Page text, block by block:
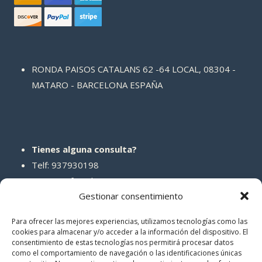
Gestionar consentimiento
Para ofrecer las mejores experiencias, utilizamos tecnologías como las
cookies para almacenar y/o acceder a la información del dispositivo. El
consentimiento de estas tecnologías nos permitirá procesar datos
como el comportamiento de navegación o las identificaciones únicas
RONDA PAISOS CATALANS 62 -64 LOCAL, 08304 -
MATARO - BARCELONA ESPAÑA
Tienes alguna consulta?
Telf: 937930198
Correo: info@abcreparaciones.com
REDES SOCIALES